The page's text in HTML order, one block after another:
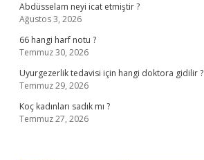
Abdüsselam neyi icat etmiştir ?
Ağustos 3, 2026
66 hangi harf notu ?
Temmuz 30, 2026
Uyurgezerlik tedavisi için hangi doktora gidilir ?
Temmuz 29, 2026
Koç kadınları sadık mı ?
Temmuz 27, 2026